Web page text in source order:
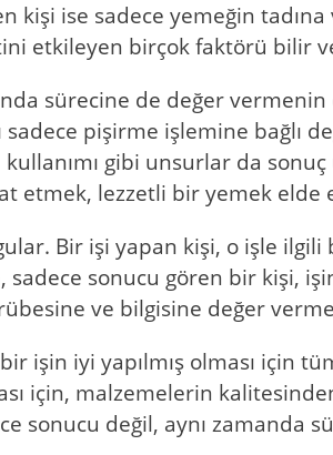
kişi ise sadece yemeğin
etkileyen birçok faktörü bilir
sürecine de değer
pişirme işlemine bağlı
gibi unsurlar da
etmek, lezzetli bir yemek elde
Bir işi yapan kişi, o işle ilgili
sonucu gören bir kişi,
ve bilgisine değer
işin iyi yapılmış olması için
için, malzemelerin
sonucu değil, aynı zamanda